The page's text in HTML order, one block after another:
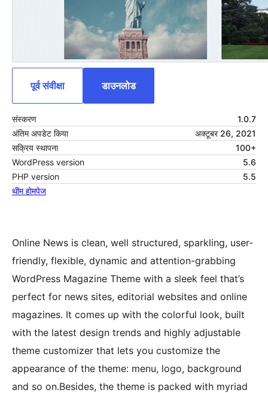
पूर्व संवीक्षा डाउनलोड
संस्करण
1.0.7
अंतिम अपडेट किया
अक्टूबर 26, 2021
सक्रिय स्थापना
100+
WordPress version
5.6
PHP version
5.5
थीम होमपेज
Online News is clean, well structured, sparkling, user-
friendly, flexible, dynamic and attention-grabbing
WordPress Magazine Theme with a sleek feel that’s
perfect for news sites, editorial websites and online
magazines. It comes up with the colorful look, built
with the latest design trends and highly adjustable
theme customizer that lets you customize the
appearance of the theme: menu, logo, background
and so on.Besides, the theme is packed with myriad